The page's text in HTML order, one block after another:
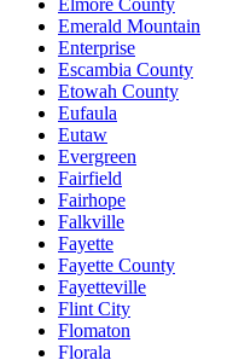
Emerald Mountain
Enterprise
Escambia County
Etowah County
Eufaula
Eutaw
Evergreen
Fairfield
Fairhope
Falkville
Fayette
Fayette County
Fayetteville
Flint City
Flomaton
Florala